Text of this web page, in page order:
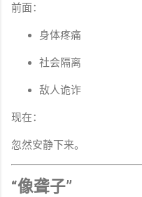
前面：
身体疼痛
社会隔离
敌人诡诈
现在：
忽然安静下来。
“像聋子”